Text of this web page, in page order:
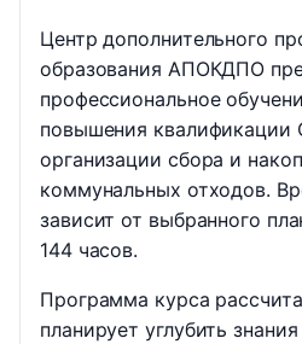
Центр дополнительного
образования АПОКДПО
профессиональное
повышения квалификации
организации сбора и
коммунальных отходов.
зависит от выбранного
144 часов.
Программа курса
планирует углубить